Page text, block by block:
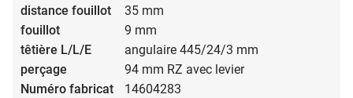
35 mm
9 mm
angulaire 445/24/3 mm
94 mm RZ avec levier
14604283